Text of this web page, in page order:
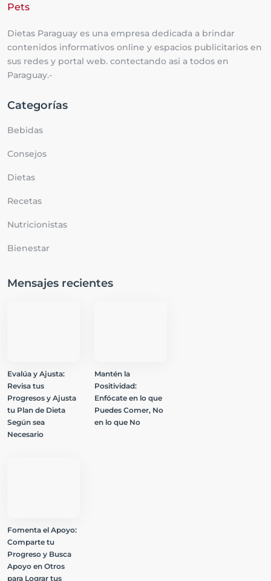
Dietas Paraguay es una empresa dedicada a brindar
contenidos informativos online y espacios publicitarios en
sus redes y portal web. contectando asi a todos en
Paraguay.-
Categorías
Bebidas
Consejos
Dietas
Recetas
Nutricionistas
Bienestar
Mensajes recientes
Evalúa y Ajusta:
Revisa tus
Progresos y Ajusta
tu Plan de Dieta
Según sea
Necesario
Mantén la
Positividad:
Enfócate en lo que
Puedes Comer, No
en lo que No
Fomenta el Apoyo:
Comparte tu
Progreso y Busca
Apoyo en Otros
para Lograr tus